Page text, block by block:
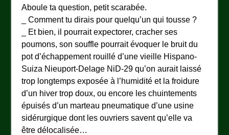
Aboule ta question, petit scarabée.
_ Comment tu dirais pour quelqu’un qui tousse ?
_ Et bien, il pourrait expectorer, cracher ses
poumons, son souffle pourrait évoquer le bruit du
pot d’échappement rouillé d’une vieille Hispano-
Suiza Nieuport-Delage NiD-29 qu’on aurait laissé
trop longtemps exposée à l’humidité et la froidure
d’un hiver trop doux, ou encore les chuintements
épuisés d’un marteau pneumatique d’une usine
sidérurgique dont les ouvriers savent qu’elle va
être délocalisée…